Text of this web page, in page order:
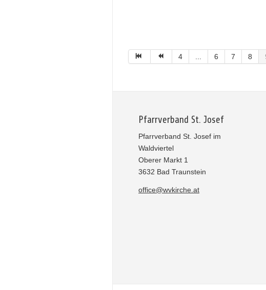
4 6 7 8
Pfarrverband St. Josef
Pfarrverband St. Josef im
Waldviertel
Oberer Markt 1
3632 Bad Traunstein
office@wvkirche.at